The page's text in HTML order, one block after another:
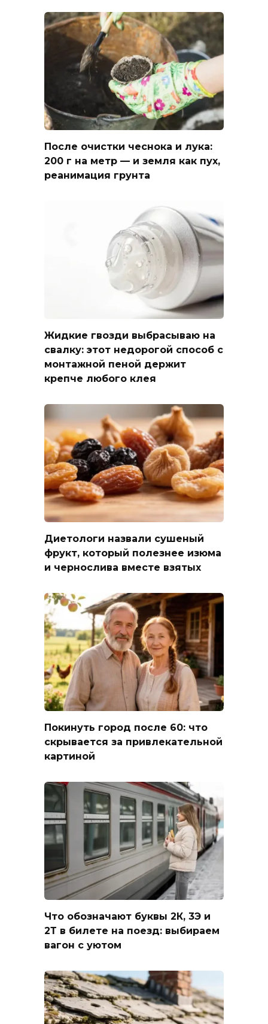
После очистки чеснока и лука:
200 г на метр — и земля как пух,
реанимация грунта
Жидкие гвозди выбрасываю на
свалку: этот недорогой способ с
монтажной пеной держит
крепче любого клея
Диетологи назвали сушеный
фрукт, который полезнее изюма
и чернослива вместе взятых
Покинуть город после 60: что
скрывается за привлекательной
картиной
Что обозначают буквы 2К, 3Э и
2Т в билете на поезд: выбираем
вагон с уютом